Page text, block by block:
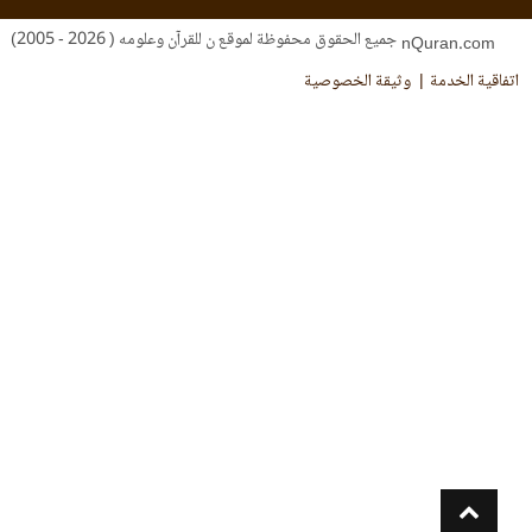
جميع الحقوق محفوظة لموقع ن للقرآن وعلومه ( 2026 - 2005)
الخدمة
وثيقة الخصوصية